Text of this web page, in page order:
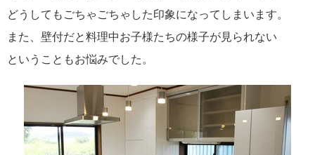
どうしてもごちゃごちゃした印象になってしまいます。
また、壁付だと料理中お子様たちの様子が見られない
ということもお悩みでした。